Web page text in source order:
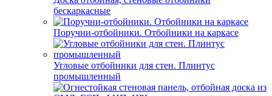
бескаркасные
Поручни-отбойники. Отбойники на каркасе
Угловые отбойники для стен. Плинтус
промышленный